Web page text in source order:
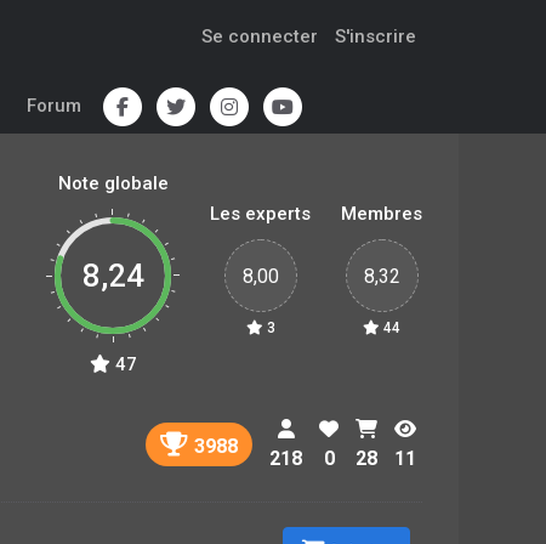
Se connecter S'inscrire
Forum
Note globale
8,24
47
Les experts
8,00
3
Membres
8,32
44
3988
218 0 28 11